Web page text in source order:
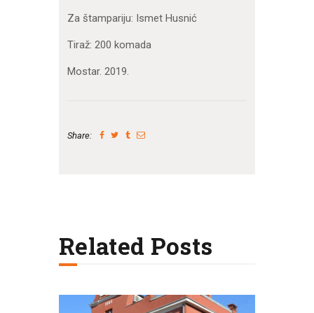
Za štampariju: Ismet Husnić
Tiraž: 200 komada
Mostar. 2019.
Share:
Related Posts